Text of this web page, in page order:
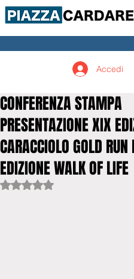
Accedi
CONFERENZA STAMPA
PRESENTAZIONE XIX
CARACCIOLO GOLD
EDIZIONE WALK OF LIFE
Valutazione NaN stelle su 5.